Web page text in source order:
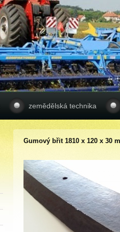
zemědělská technika
Gumový břit 1810 x 120 x 30